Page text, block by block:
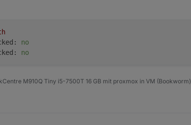
Bernd
no
no
M910Q Tiny i5-7500T 16 GB mit proxmox in VM (Bookworm)